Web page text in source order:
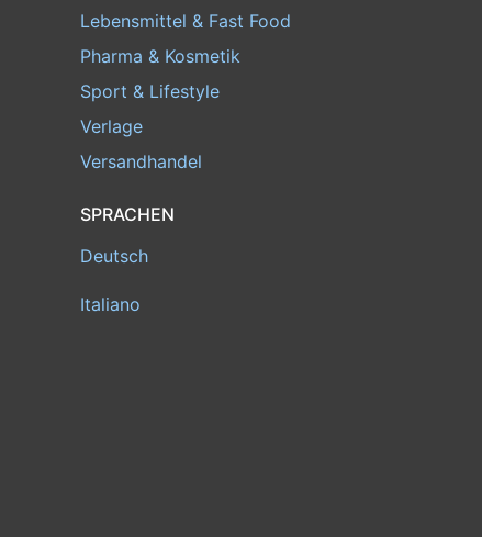
Lebensmittel & Fast Food
Pharma & Kosmetik
Sport & Lifestyle
Verlage
Versandhandel
SPRACHEN
Deutsch
Italiano